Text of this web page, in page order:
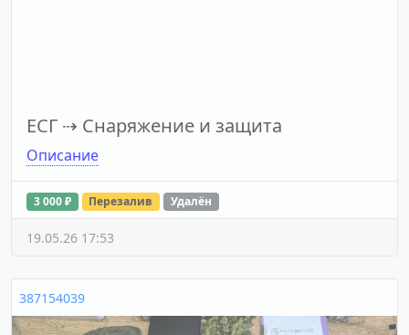
ЕСГ ⇢ Снаряжение и защита
Описание
3 000 ₽ Перезалив Удалён
19.05.26 17:53
387154039